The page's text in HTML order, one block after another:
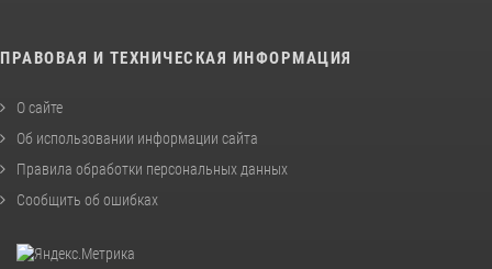
ПРАВОВАЯ И ТЕХНИЧЕСКАЯ ИНФОРМАЦИЯ
О сайте
Об использовании информации сайта
Правила обработки персональных данных
Сообщить об ошибках